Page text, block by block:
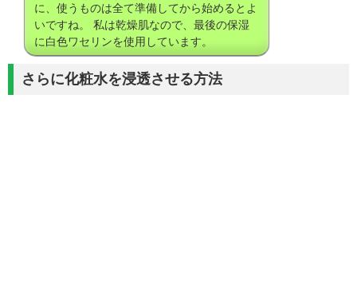
に、使うものは全て準備してから始めるとよ
いですね。 私は乾燥肌なので、最後の保湿
に白色ワセリンを使用しています。
さらに化粧水を浸透させる方法